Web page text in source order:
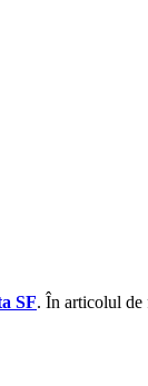
SF. În articolul de